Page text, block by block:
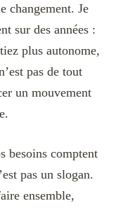
changement. Je
sur des années :
plus autonome,
pas de tout
un mouvement
besoins comptent
pas un slogan.
ensemble,